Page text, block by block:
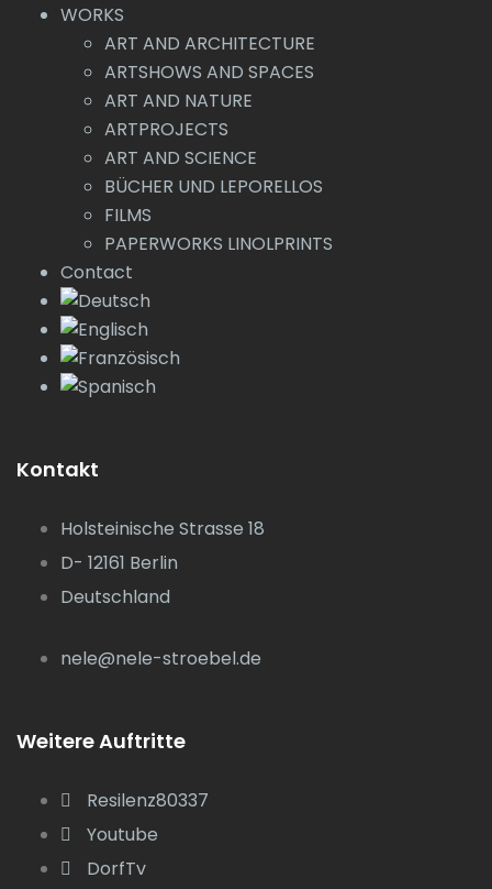
WORKS
ART AND ARCHITECTURE
ARTSHOWS AND SPACES
ART AND NATURE
ARTPROJECTS
ART AND SCIENCE
BÜCHER UND LEPORELLOS
FILMS
PAPERWORKS LINOLPRINTS
Contact
Kontakt
Holsteinische Strasse 18
D- 12161 Berlin
Deutschland
nele@nele-stroebel.de
Weitere Auftritte
Resilenz80337
Youtube
DorfTv